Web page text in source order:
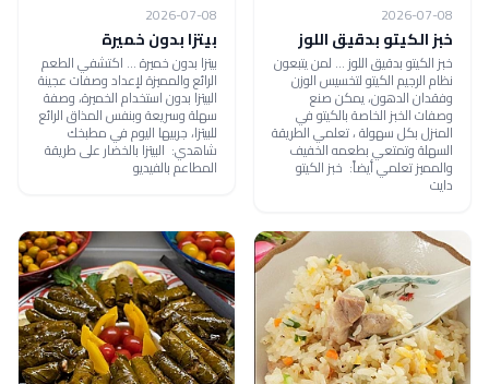
2026-07-08
خبز الكيتو بدقيق اللوز
خبز الكيتو بدقيق اللوز ... لمن يتبعون
نظام الرجيم الكيتو لتخسيس الوزن
وفقدان الدهون، يمكن صنع
وصفات الخبز الخاصة بالكيتو في
المنزل بكل سهولة ، تعلمي الطريقة
السهلة وتمتعي بطعمه الخفيف
والمميز تعلمي أيضاً: خبز الكيتو
دايت
2026-07-08
بيتزا بدون خميرة
بيتزا بدون خميرة ... اكتشفي الطعم
الرائع والمميزة لإعداد وصفات عجينة
البيتزا بدون استخدام الخميرة، وصفة
سهلة وسريعة وبنفس المذاق الرائع
للبيتزا، جربيها اليوم في مطبخك
شاهدي: البيتزا بالخضار على طريقة
المطاعم بالفيديو